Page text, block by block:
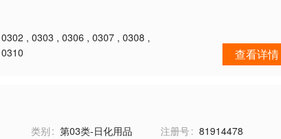
0302 , 0303 , 0306 , 0307 , 0308 ,
0310 查看详情
类别 第03类-日化用品 注册号
81914478